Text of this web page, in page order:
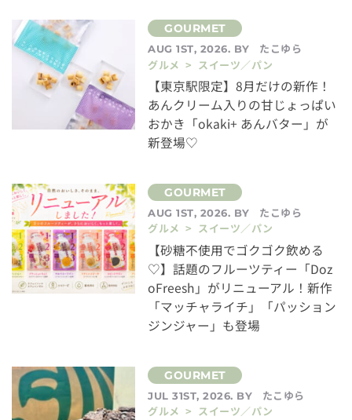
AUG 1ST, 2026. BY
たこゆら
グルメ > スイーツ／パン
【東京駅限定】8月だけの新作！
あんクリーム入りの甘じょっぱい
おかき「okaki+ あんバター」が
新登場♡
AUG 1ST, 2026. BY
たこゆら
グルメ > スイーツ／パン
【砂糖不使用でゴクゴク飲める
♡】話題のフルーツティー「Doz
oFreesh」がリニューアル！新作
「マッチャライチ」「パッション
ジンジャー」も登場
JUL 31ST, 2026. BY
たこゆら
グルメ > スイーツ／パン